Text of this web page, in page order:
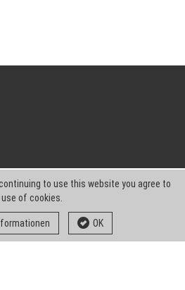
to use this website you agree to
of cookies.
OK